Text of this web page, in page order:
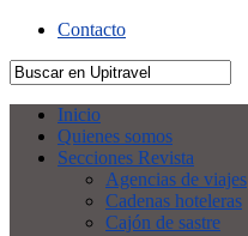
Contacto
Inicio
Quienes somos
Secciones Revista
Agencias de viajes
Cadenas hoteleras
Cajón de sastre